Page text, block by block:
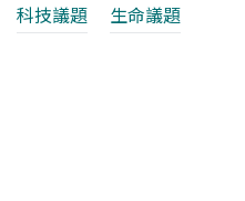
科技議題 生命議題